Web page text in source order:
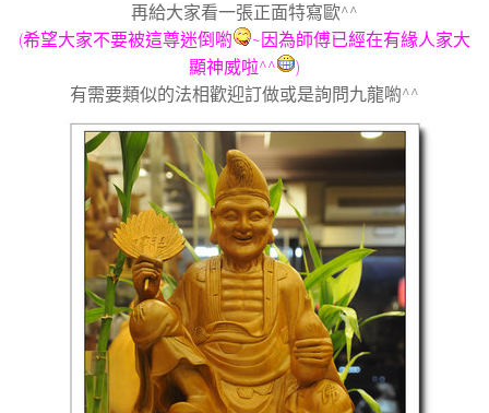
再給大家看一張正面特寫歐^^
(希望大家不要被這尊迷倒喲
~因為師傅已經在有緣人家大
顯神威啦^^
)
有需要類似的法相歡迎訂做或是詢問九龍喲^^